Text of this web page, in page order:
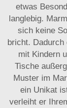
etwas
langlebig.
sich keine
bricht. Dadurch
mit Kindern
Tische
Muster im
ein Unikat
verleiht er